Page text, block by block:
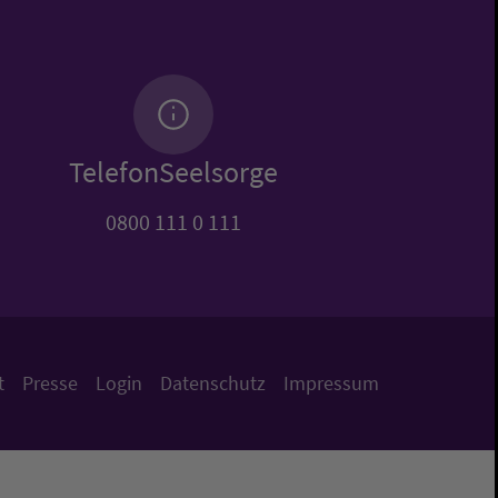
TelefonSeelsorge
0800 111 0 111
Presse Login Datenschutz Impressum